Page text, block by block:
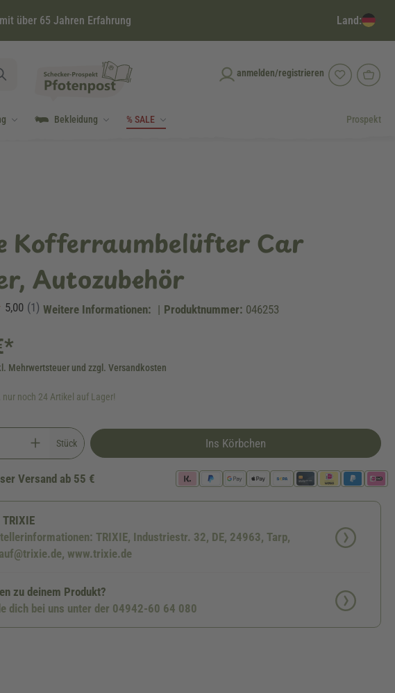
über 65 Jahren Erfahrung Land:
anmelden/registrieren
Bekleidung % SALE Prospekt
Kofferraumbelüfter Car
Autozubehör
Weitere Informationen: | Produktnummer: 046253
Mehrwertsteuer und zzgl. Versandkosten
nur noch 24 Artikel auf Lager!
Stück Ins Körbchen
Versand ab 55 €
TRIXIE
TRIXIE, Industriestr. 32, DE, 24963, Tarp,
www.trixie.de
zu deinem Produkt?
dich bei uns unter der 04942-60 64 080